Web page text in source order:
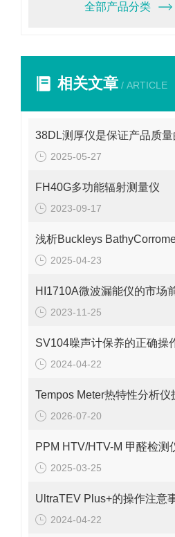
全部产品分类
相关文章 / ARTICLE
2025-05-27
FH40G多功能辐射测量仪
2023-09-17
2025-04-23
2023-11-25
SV104噪声计保养的正确操
2024-04-22
2026-07-20
2025-03-25
2024-04-22